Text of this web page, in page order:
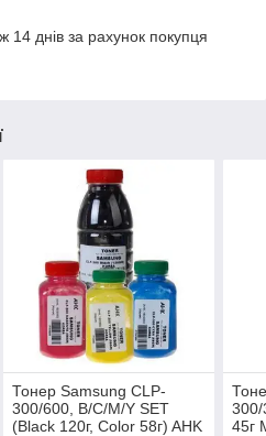
днів за рахунок покупця
Тонер Samsung CLP-
300/600, B/C/M/Y SET
(Black 120г, Сolor 58г) AHK
45г